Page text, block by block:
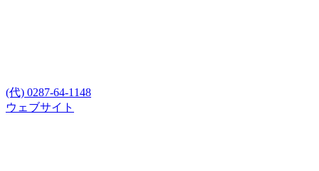
(代) 0287-64-1148
ウェブサイト